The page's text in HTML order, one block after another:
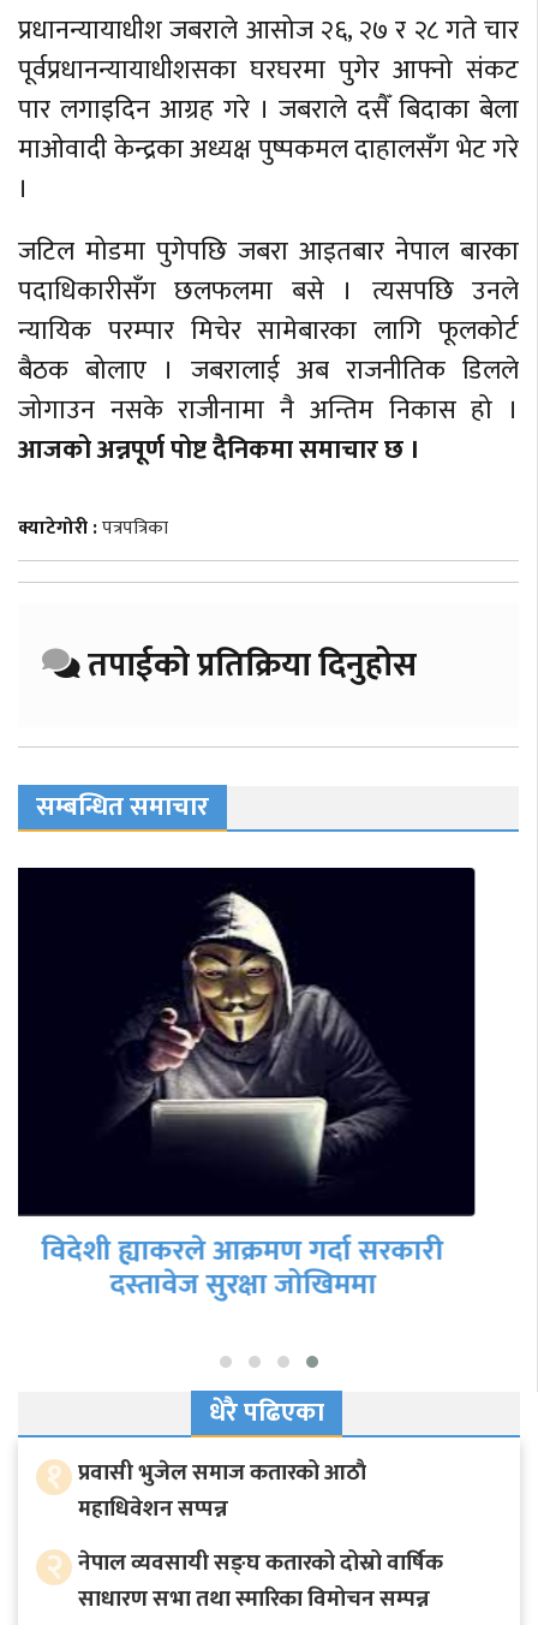
प्रधानन्यायाधीश जबराले आसोज २६, २७ र २८ गते चार
पूर्वप्रधानन्यायाधीशसका घरघरमा पुगेर आफ्नो संकट
पार लगाइदिन आग्रह गरे । जबराले दसैँ बिदाका बेला
माओवादी केन्द्रका अध्यक्ष पुष्पकमल दाहालसँग भेट गरे
।
जटिल मोडमा पुगेपछि जबरा आइतबार नेपाल बारका
पदाधिकारीसँग छलफलमा बसे । त्यसपछि उनले
न्यायिक परम्पार मिचेर सामेबारका लागि फूलकोर्ट
बैठक बोलाए । जबरालाई अब राजनीतिक डिलले
जोगाउन नसके राजीनामा नै अन्तिम निकास हो ।
आजको अन्नपूर्ण पोष्ट दैनिकमा समाचार छ ।
क्याटेगोरी :पत्रपत्रिका
तपाईको प्रतिक्रिया दिनुहोस
सम्बन्धित समाचार
फेरि गृहमन्त्री नियुक्त होलान् रवि लामिछाने ?
धेरै पढिएका
१ प्रवासी भुजेल समाज कतारको आठाै
महाधिवेशन सप्पन्न
२ नेपाल व्यवसायी सङ्घ कतारको दोस्रो वार्षिक
साधारण सभा तथा स्मारिका विमोचन सम्पन्न